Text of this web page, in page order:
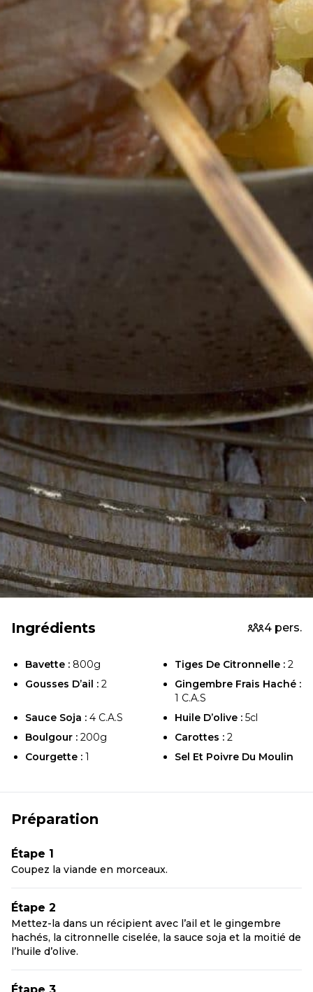
Ingrédients 4 pers.
Bavette : 800g Tiges De Citronnelle : 2
Gousses D’ail : 2
Gingembre Frais Haché :
1 C.a.s
Sauce Soja : 4 C.a.s Huile D’olive : 5cl
Boulgour : 200g Carottes : 2
Courgette : 1 Sel Et Poivre Du Moulin
Préparation
Étape 1
Coupez la viande en morceaux.
Étape 2
Mettez-la dans un récipient avec l’ail et le gingembre
hachés, la citronnelle ciselée, la sauce soja et la moitié de
l’huile d’olive.